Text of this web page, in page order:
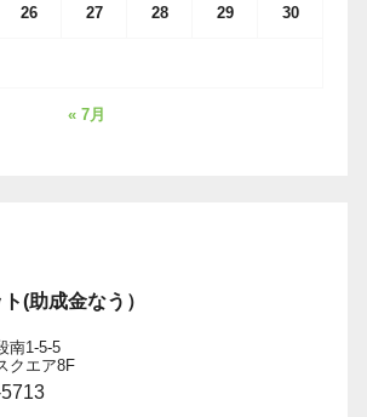
26 27 28 29 30
« 7月
(助成金なう）
南1-5-5
クエア8F